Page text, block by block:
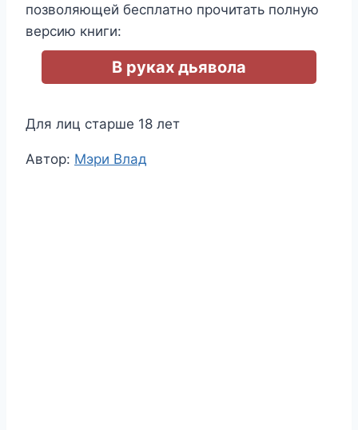
позволяющей бесплатно прочитать полную
версию книги:
В руках дьявола
Для лиц старше 18 лет
Метки
Автор: Мэри Влад